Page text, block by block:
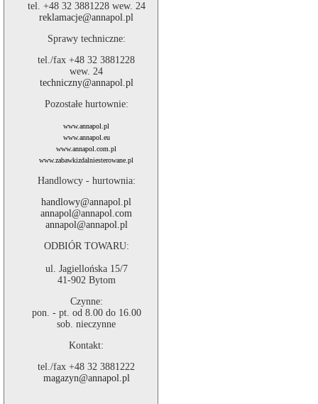
tel. +48 32 3881228 wew. 24
reklamacje@annapol.pl
Sprawy techniczne:
tel./fax +48 32 3881228
wew. 24
techniczny@annapol.pl
Pozostałe hurtownie:
www.annapol.pl
www.annapol.eu
www.annapol.com.pl
www.zabawkizdalniesterowane.pl
Handlowcy - hurtownia:
handlowy@annapol.pl
annapol@annapol.com
annapol@annapol.pl
ODBIÓR TOWARU:
ul. Jagiellońska 15/7
41-902 Bytom
Czynne:
pon. - pt. od 8.00 do 16.00
sob. nieczynne
Kontakt:
tel./fax +48 32 3881222
magazyn@annapol.pl